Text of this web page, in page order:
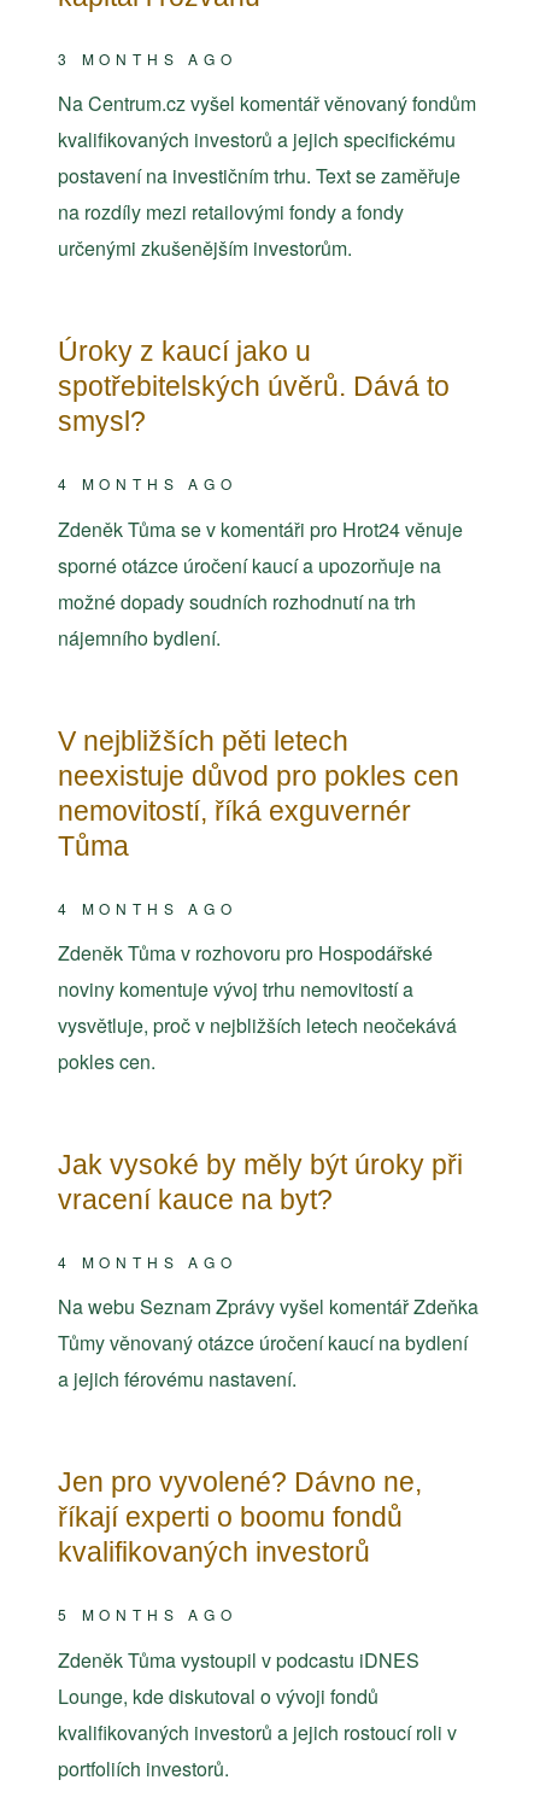
3 MONTHS AGO
Na Centrum.cz vyšel komentář věnovaný fondům
kvalifikovaných investorů a jejich specifickému
postavení na investičním trhu. Text se zaměřuje
na rozdíly mezi retailovými fondy a fondy
určenými zkušenějším investorům.
Úroky z kaucí jako u
spotřebitelských úvěrů. Dává to
smysl?
4 MONTHS AGO
Zdeněk Tůma se v komentáři pro Hrot24 věnuje
sporné otázce úročení kaucí a upozorňuje na
možné dopady soudních rozhodnutí na trh
nájemního bydlení.
V nejbližších pěti letech
neexistuje důvod pro pokles cen
nemovitostí, říká exguvernér
Tůma
4 MONTHS AGO
Zdeněk Tůma v rozhovoru pro Hospodářské
noviny komentuje vývoj trhu nemovitostí a
vysvětluje, proč v nejbližších letech neočekává
pokles cen.
Jak vysoké by měly být úroky při
vracení kauce na byt?
4 MONTHS AGO
Na webu Seznam Zprávy vyšel komentář Zdeňka
Tůmy věnovaný otázce úročení kaucí na bydlení
a jejich férovému nastavení.
Jen pro vyvolené? Dávno ne,
říkají experti o boomu fondů
kvalifikovaných investorů
5 MONTHS AGO
Zdeněk Tůma vystoupil v podcastu iDNES
Lounge, kde diskutoval o vývoji fondů
kvalifikovaných investorů a jejich rostoucí roli v
portfoliích investorů.